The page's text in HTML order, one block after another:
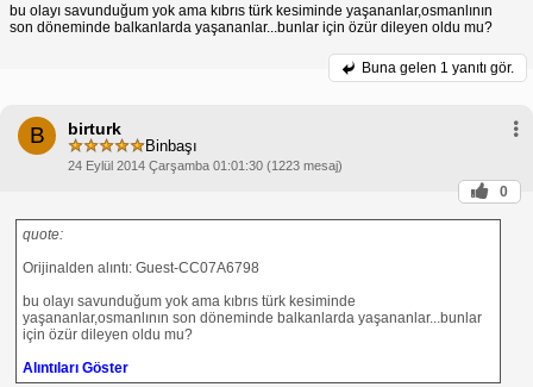
bu olayı savunduğum yok ama kıbrıs türk kesiminde yaşananlar,osmanlının
son döneminde balkanlarda yaşananlar...bunlar için özür dileyen oldu mu?
Buna gelen 1 yanıtı gör.
B birturk
Binbaşı
24 Eylül 2014 Çarşamba 01:01:30 (1223 mesaj)
0
quote:
Orijinalden alıntı: Guest-CC07A6798
bu olayı savunduğum yok ama kıbrıs türk kesiminde
yaşananlar,osmanlının son döneminde balkanlarda yaşananlar...bunlar
için özür dileyen oldu mu?
Alıntıları Göster